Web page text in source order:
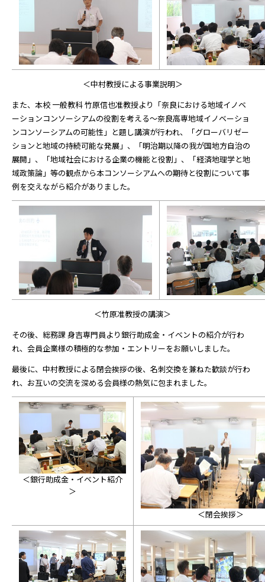
＜中村教授による事業説明＞
また、本校 一般教科 竹原信也准教授より「奈良における地域イノベ
ーションコンソーシアムの役割を考える～奈良高専地域イノベーショ
ンコンソーシアムの可能性」と題し講演が行われ、「グローバリゼー
ションと地域の持続可能な発展」、「明治期以降の我が国地方自治の
展開」、「地域社会における企業の機能と役割」、「経済地理学と地
域政策論」等の観点から本コンソーシアムへの期待と役割について事
例を交えながら紹介がありました。
＜竹原准教授の講演＞
その後、総務課 身吉専門員より銀行助成金・イベントの紹介が行わ
れ、会員企業様の積極的な参加・エントリーをお願いしました。
最後に、中村教授による閉会挨拶の後、名刺交換を兼ねた歓談が行わ
れ、お互いの交流を深める会員様の熱気に包まれました。
＜銀行助成金・イベント紹介
＞
＜閉会挨拶＞